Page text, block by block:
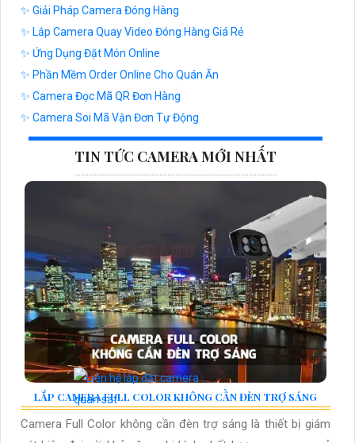
✨ Giải Pháp Camera Đóng Hàng
✨ Lắp Camera Quay Video Đóng Hàng Giá Rẻ
✨ Ứng Dụng Đặt Món Online
✨ Phần Mềm Order Online Cho Quán Ăn
✨ Camera Đọc Mã QR Đơn Hàng
✨ Camera Soi Mã Vận Đơn Tự Động
TIN TỨC CAMERA MỚI NHẤT
LẮP CAMERA FULL COLOR KHÔNG CẦN ĐÈN TRỢ SÁNG
Camera Full Color không cần đèn trợ sáng là thiết bị giám